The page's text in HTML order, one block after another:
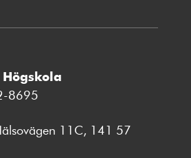
8695
11C, 141 57